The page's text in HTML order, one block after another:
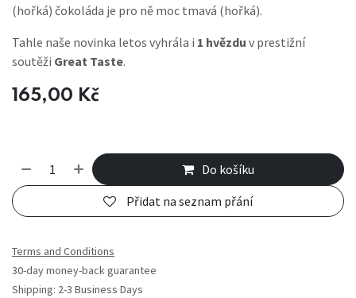
(hořká) čokoláda je pro ně moc tmavá (hořká).
Tahle naše novinka letos vyhrála i 1 hvězdu v prestižní
soutěži Great Taste.
165,00 Kč
Do košíku
Přidat na seznam přání
Terms and Conditions
30-day money-back guarantee
Shipping: 2-3 Business Days